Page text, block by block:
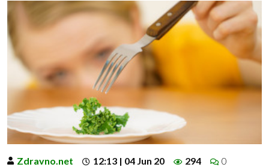
Zdravno.net 12:13 | 04 Jun 20 294 0